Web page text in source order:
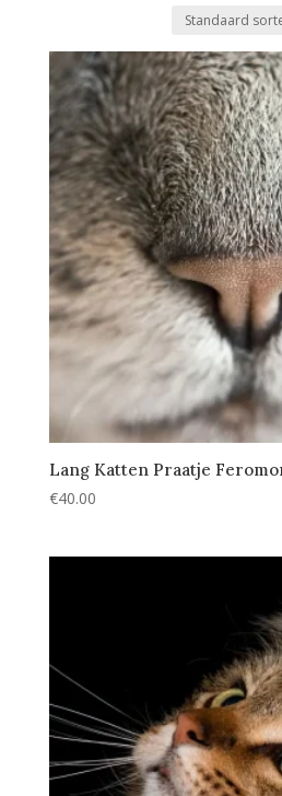
Lang Katten Praatje
€40.00